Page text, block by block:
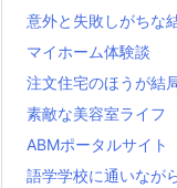
意外と失敗しがちな
マイホーム体験談
注文住宅のほうが結
素敵な美容室ライフ
ABMポータルサイト
語学学校に通いなが